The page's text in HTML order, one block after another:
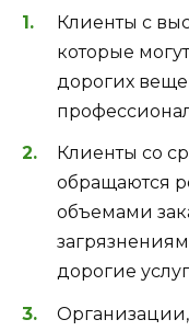
Клиенты с
которые
дорогих
Клиенты со
обращаются
объемами
дорогие